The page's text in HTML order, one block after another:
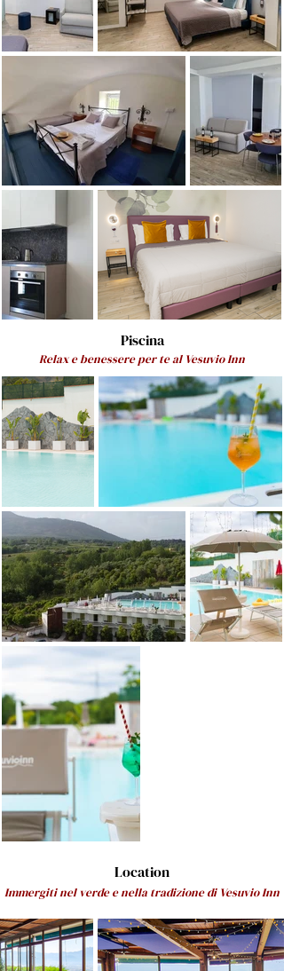
Piscina
Relax e benessere per te al Vesuvio Inn
Location
Immergiti nel verde e nella tradizione di Vesuvio Inn